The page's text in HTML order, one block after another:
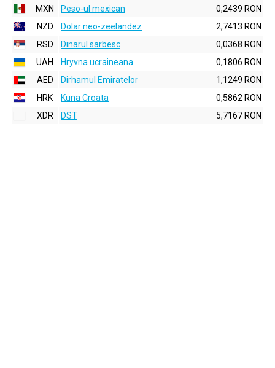
MXN
Peso-ul mexican
0,2439 RON
NZD
Dolar neo-zeelandez
2,7413 RON
RSD
Dinarul sarbesc
0,0368 RON
UAH
Hryvna ucraineana
0,1806 RON
AED
Dirhamul Emiratelor
1,1249 RON
HRK
Kuna Croata
0,5862 RON
XDR
DST 5,7167 RON